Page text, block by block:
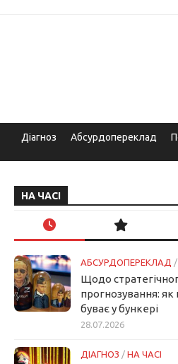
Діагноз Абсурдопереклад
НА ЧАСІ
АБСУРДОПЕРЕКЛАД /
Щодо
прогнозування: як
буває у бункері
28.07.2026
ДІАГНОЗ / НА ЧАСІ